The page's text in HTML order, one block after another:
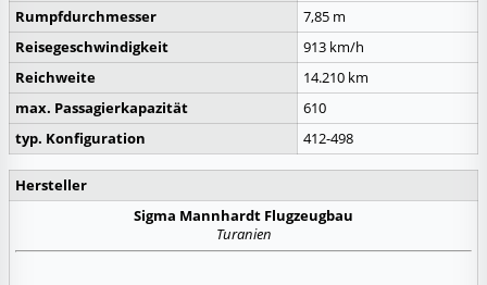
Rumpfdurchmesser
7,85 m
Reisegeschwindigkeit
913 km/h
Reichweite
14.210 km
max. Passagierkapazität
610
typ. Konfiguration
412-498
Hersteller
Sigma Mannhardt Flugzeugbau
Turanien